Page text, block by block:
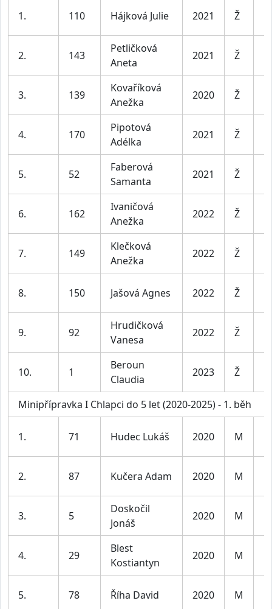
1. 110 Hájková Julie 2021 Ž
2. 143
Petličková
Aneta
2021 Ž
3. 139
Kovaříková
Anežka
2020 Ž
4. 170
Pipotová
Adélka
2021 Ž
5. 52
Faberová
Samanta
2021 Ž
6. 162
Ivaničová
Anežka
2022 Ž
7. 149
Klečková
Anežka
2022 Ž
8. 150 Jašová Agnes 2022 Ž
9. 92
Hrudičková
Vanesa
2022 Ž
10. 1
Beroun
Claudia
2023 Ž
Minipřípravka I Chlapci do 5 let (2020-2025) - 1. běh
1. 71 Hudec Lukáš 2020 M
2. 87 Kučera Adam 2020 M
3. 5
Doskočil
Jonáš
2020 M
4. 29
Blest
Kostiantyn
2020 M
5. 78 Říha David 2020 M